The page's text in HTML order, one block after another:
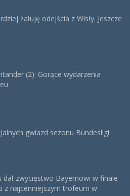
żałuję odejścia z Wisły. Jeszcze
(2): Gorące wydarzenia
gwiazd sezonu Bundesligi
dał zwycięstwo Bayernowi w finale
z najcenniejszym trofeum w